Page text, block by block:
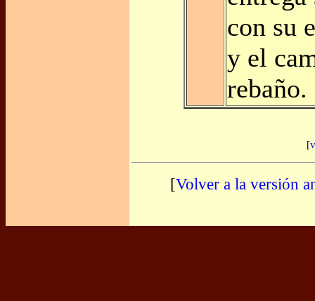
con su
y el
rebaño.
[
[Volver a la versión